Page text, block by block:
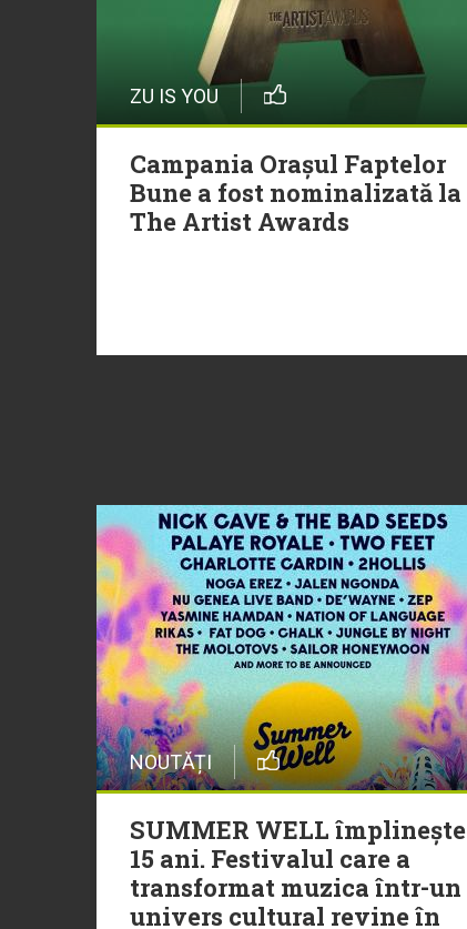
ZU IS YOU
Campania Orașul Faptelor
Bune a fost nominalizată la
The Artist Awards
NOUTĂȚI
SUMMER WELL împlinește
15 ani. Festivalul care a
transformat muzica într-un
univers cultural revine în